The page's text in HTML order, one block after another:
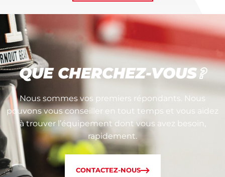
QUE CHERCHEZ-VOUS?
Nous sommes vos premiers répondants. Nous
pouvons vous conseiller en tout temps et vous aidez
à trouver l’équipement dont vous avez besoin,
rapidement.
CONTACTEZ-NOUS